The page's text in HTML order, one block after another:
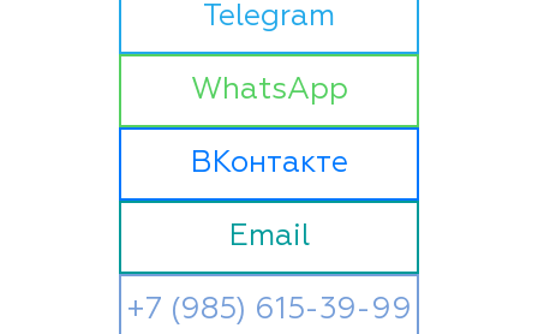
Telegram
WhatsApp
ВКонтакте
Email
+7 (985) 615-39-99